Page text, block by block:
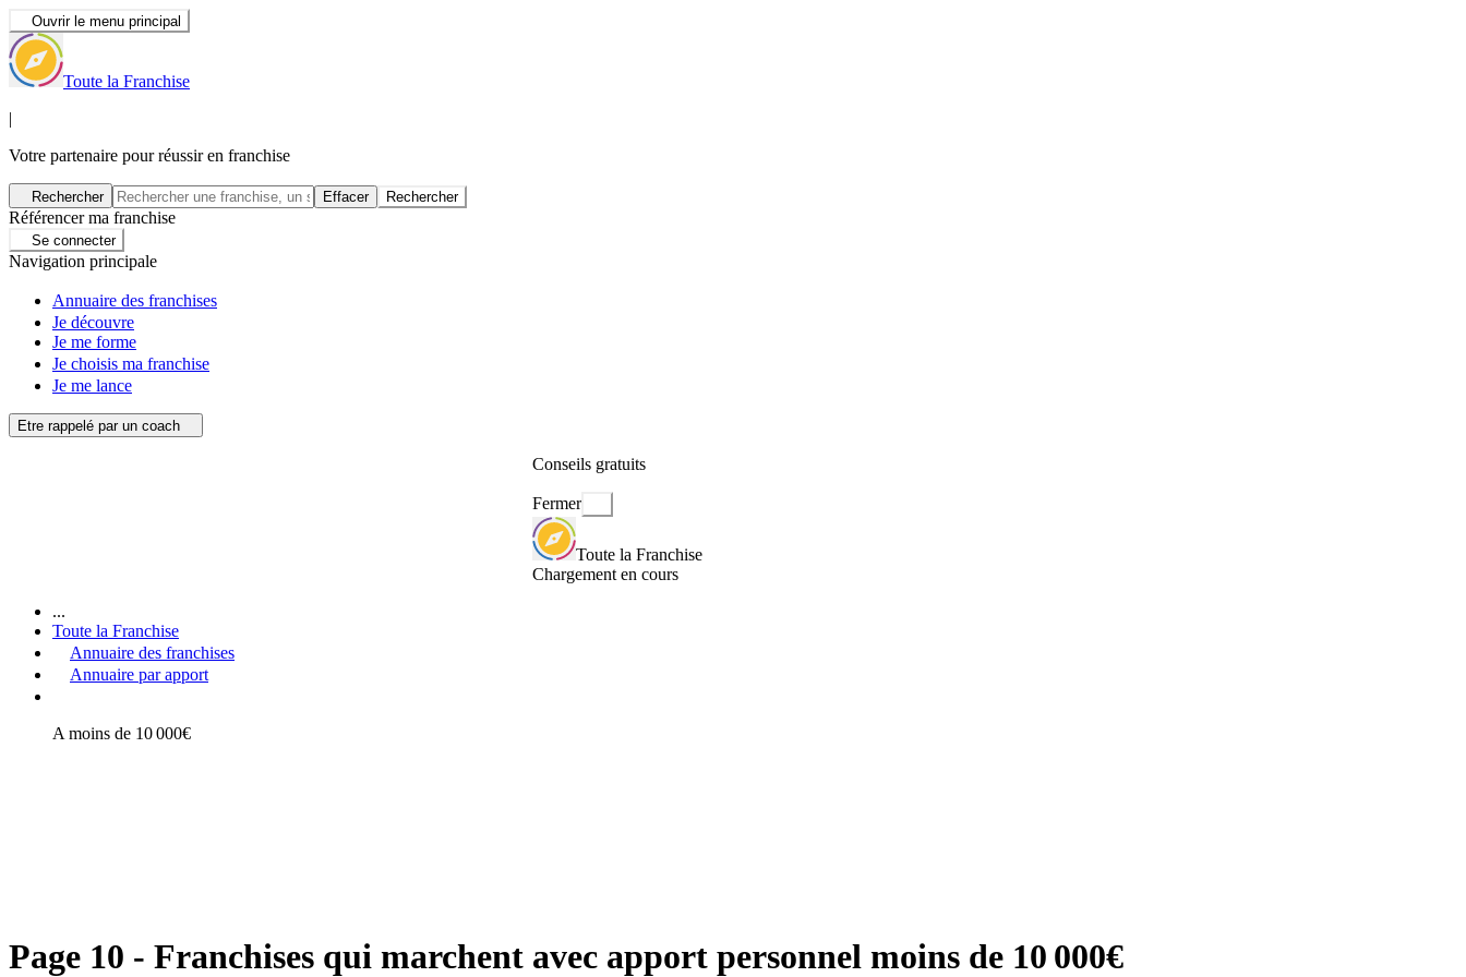
Ouvrir le menu principal
Toute la Franchise
|
Votre partenaire pour réussir en franchise
Rechercher Effacer Rechercher
Référencer ma franchise
Se connecter
Navigation principale
Annuaire des franchises
Je découvre
Je me forme
Je choisis ma franchise
Je me lance
Etre rappelé par un coach
Conseils gratuits
Fermer
Toute la Franchise
Chargement en cours
...
Toute la Franchise
Annuaire des franchises
Annuaire par apport
A moins de 10 000€
Page 10 - Franchises qui marchent avec apport personnel moins de 10 000€